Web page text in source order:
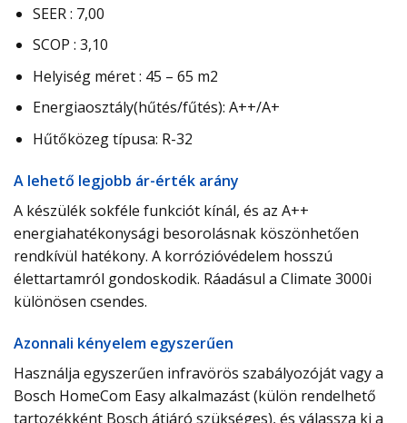
SEER : 7,00
SCOP : 3,10
Helyiség méret : 45 – 65 m2
Energiaosztály(hűtés/fűtés): A++/A+
Hűtőközeg típusa: R-32
A lehető legjobb ár-érték arány
A készülék sokféle funkciót kínál, és az A++
energiahatékonysági besorolásnak köszönhetően
rendkívül hatékony. A korrózióvédelem hosszú
élettartamról gondoskodik. Ráadásul a Climate 3000i
különösen csendes.
Azonnali kényelem egyszerűen
Használja egyszerűen infravörös szabályozóját vagy a
Bosch HomeCom Easy alkalmazást (külön rendelhető
tartozékként Bosch átjáró szükséges), és válassza ki a